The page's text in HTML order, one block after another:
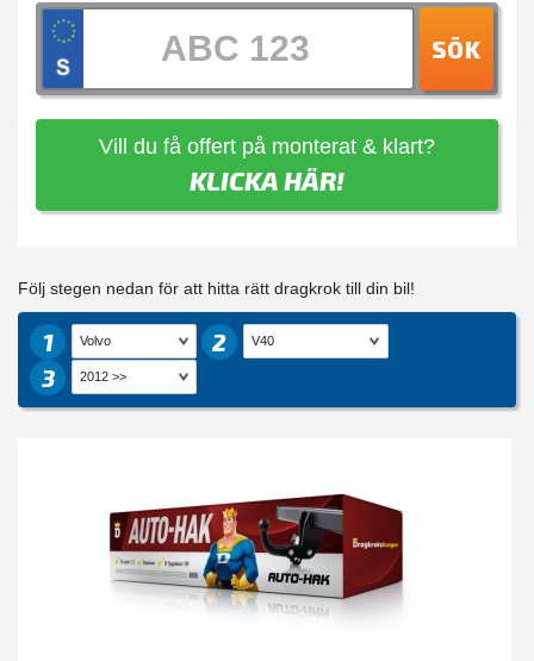
SÖK
Vill du få offert på monterat & klart?
KLICKA HÄR!
Följ stegen nedan för att hitta rätt dragkrok till din bil!
1
2
3